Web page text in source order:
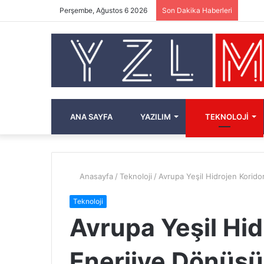
Perşembe, Ağustos 6 2026 Son Dakika Haberleri
ANA SAYFA YAZILIM TEKNOLOJI
Anasayfa / Teknoloji / Avrupa Yeşil Hidrojen
Teknoloji
Avrupa Yeşil